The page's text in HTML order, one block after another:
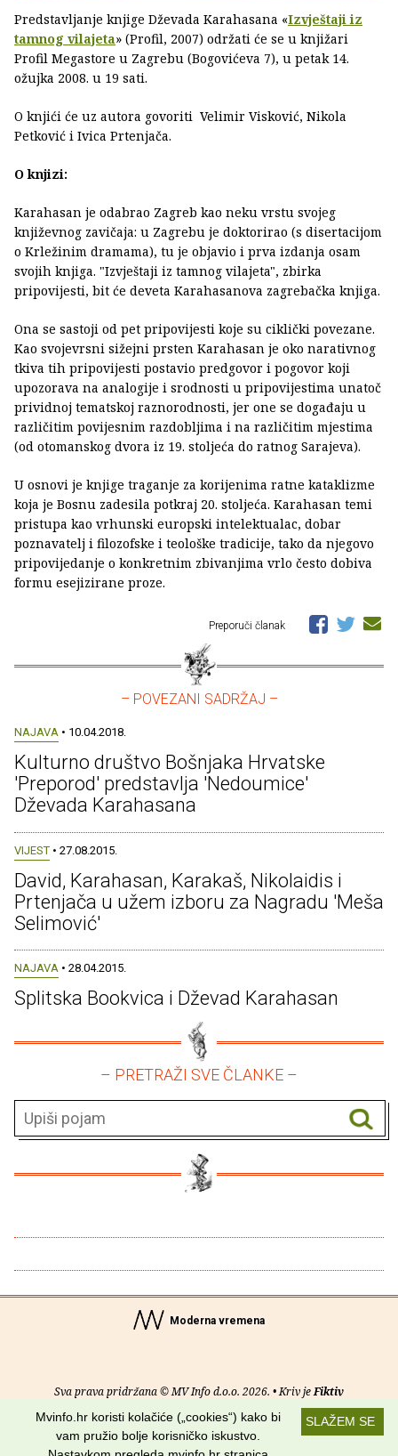
Predstavljanje knjige Dževada Karahasana «Izvještaji iz
tamnog vilajeta» (Profil, 2007) održati će se u knjižari
Profil Megastore u Zagrebu (Bogovićeva 7), u petak 14.
ožujka 2008. u 19 sati.
O knjići će uz autora govoriti Velimir Visković, Nikola
Petković i Ivica Prtenjača.
O knjizi:
Karahasan je odabrao Zagreb kao neku vrstu svojeg
književnog zavičaja: u Zagrebu je doktorirao (s disertacijom
o Krležinim dramama), tu je objavio i prva izdanja osam
svojih knjiga. "Izvještaji iz tamnog vilajeta", zbirka
pripovijesti, bit će deveta Karahasanova zagrebačka knjiga.
Ona se sastoji od pet pripovijesti koje su ciklički povezane.
Kao svojevrsni sižejni prsten Karahasan je oko narativnog
tkiva tih pripovijesti postavio predgovor i pogovor koji
upozorava na analogije i srodnosti u pripovijestima unatoč
prividnoj tematskoj raznorodnosti, jer one se događaju u
različitim povijesnim razdobljima i na različitim mjestima
(od otomanskog dvora iz 19. stoljeća do ratnog Sarajeva).
U osnovi je knjige traganje za korijenima ratne kataklizme
koja je Bosnu zadesila potkraj 20. stoljeća. Karahasan temi
pristupa kao vrhunski europski intelektualac, dobar
poznavatelj i filozofske i teološke tradicije, tako da njegovo
pripovijedanje o konkretnim zbivanjima vrlo često dobiva
formu esejizirane proze.
Preporuči članak
– POVEZANI SADRŽAJ –
NAJAVA • 10.04.2018.
Kulturno društvo Bošnjaka Hrvatske
'Preporod' predstavlja 'Nedoumice'
Dževada Karahasana
VIJEST • 27.08.2015.
David, Karahasan, Karakaš, Nikolaidis i
Prtenjača u užem izboru za Nagradu 'Meša
Selimović'
NAJAVA • 28.04.2015.
Splitska Bookvica i Dževad Karahasan
– PRETRAŽI SVE ČLANKE –
Moderna vremena
Sva prava pridržana © MV Info d.o.o. 2026. • Kriv jeFiktiv
Uvjeti korištenja RSS kanaliSLAŽEM SE
Mvinfo.hr koristi kolačiće („cookies“) kako bi
vam pružio bolje korisničko iskustvo.